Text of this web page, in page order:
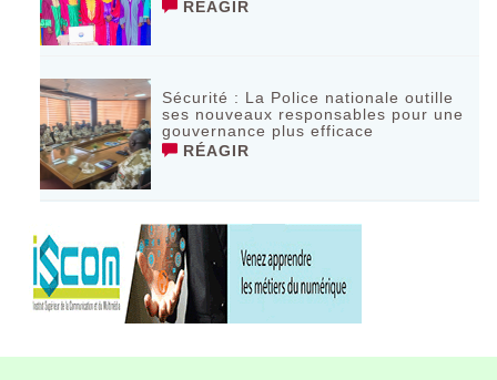
RÉAGIR
Sécurité : La Police nationale outille
ses nouveaux responsables pour une
gouvernance plus efficace
RÉAGIR